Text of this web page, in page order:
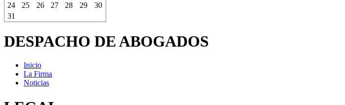
24
25 26 27 28 29
30
31
DESPACHO DE ABOGADOS
Inicio
La Firma
Noticias